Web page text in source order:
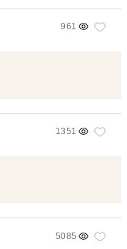
961
1351
5085